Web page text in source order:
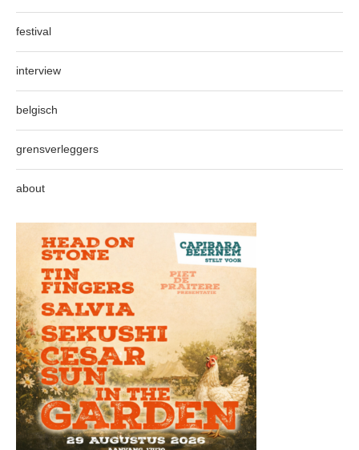
festival
interview
belgisch
grensverleggers
about